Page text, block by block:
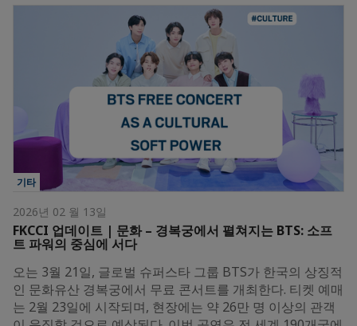
기타
2026년 02 월 13일
FKCCI 업데이트 | 문화 – 경복궁에서 펼쳐지는 BTS: 소프
트 파워의 중심에 서다
오는 3월 21일, 글로벌 슈퍼스타 그룹 BTS가 한국의 상징적
인 문화유산 경복궁에서 무료 콘서트를 개최한다. 티켓 예매
는 2월 23일에 시작되며, 현장에는 약 26만 명 이상의 관객